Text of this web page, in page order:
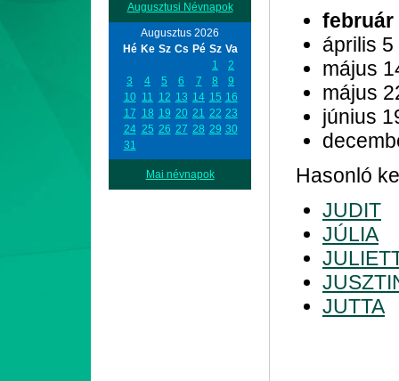
Augusztusi Névnapok
Augusztus 2026
Hé Ke Sz Cs Pé Sz Va
1
2
3
4 5 6 7 8
9
10 11 12 13 14 15 16
17 18 19 20 21 22 23
24 25 26 27 28 29 30
31
Mai névnapok
február
április 5
május
május
június
Hasonló
JUDIT
JÚLIA
JUTTA